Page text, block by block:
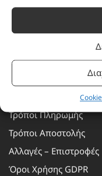
Πληροφορίες
Εταιρεία
Πρόγραμμα
Τρόποι Πληρωμής
Τρόποι Αποστολής
Αλλαγές – Επιστροφές
Όροι Χρήσης GDPR